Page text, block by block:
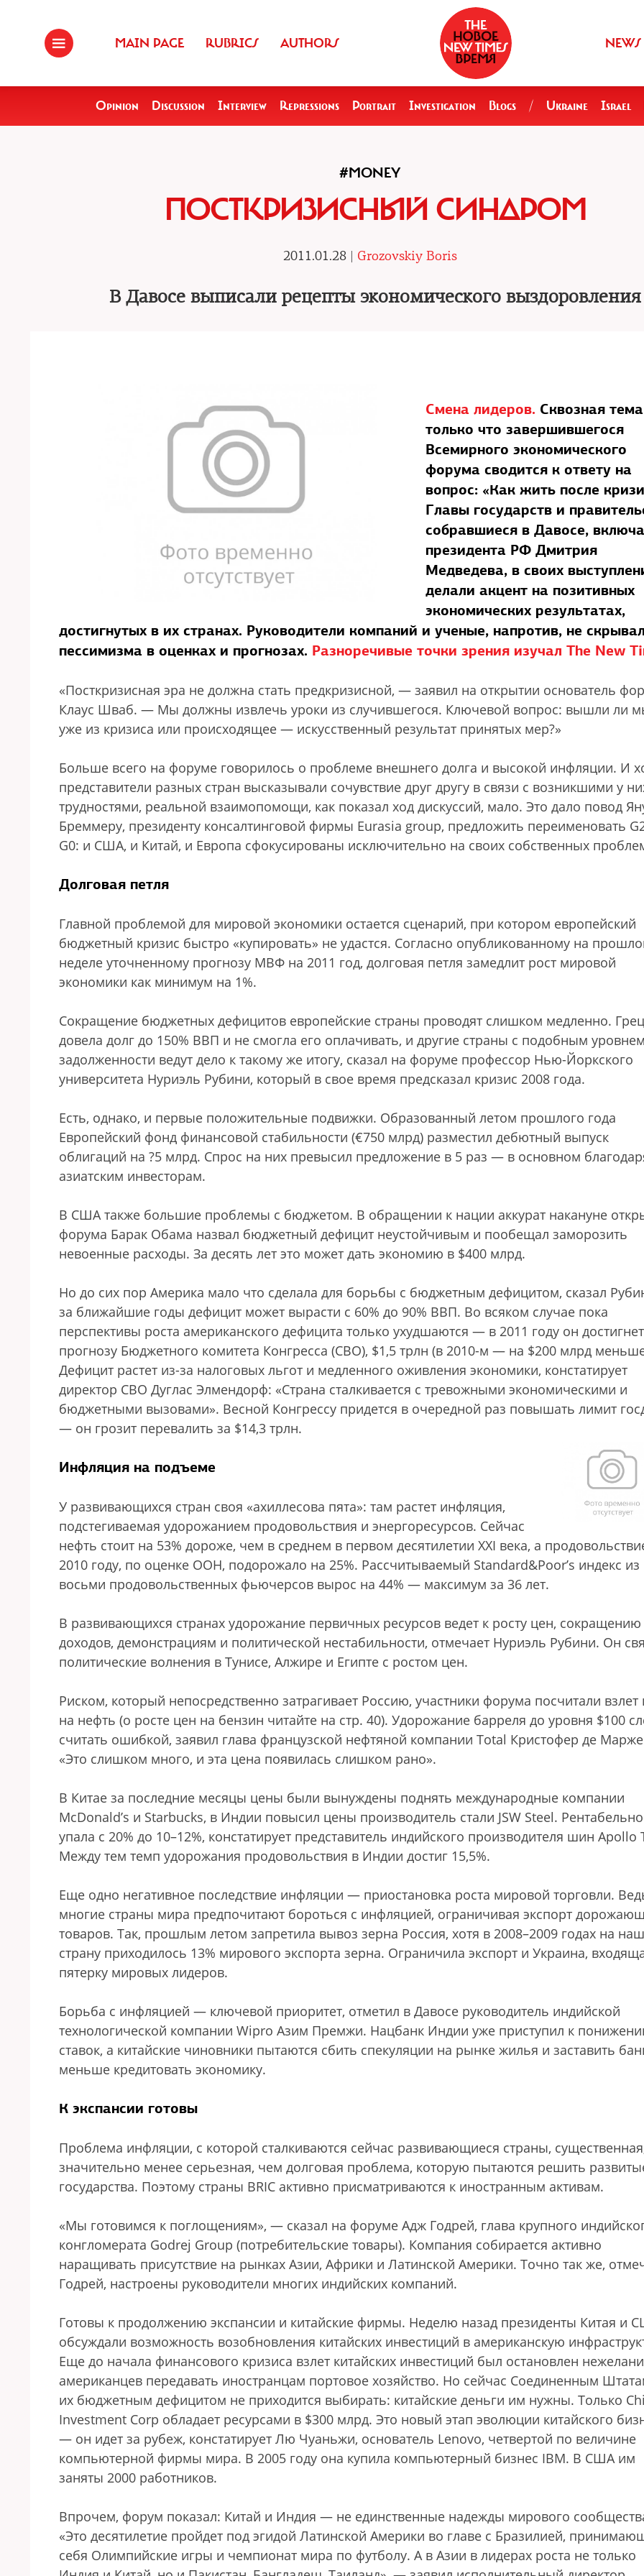
MAIN PAGE RUBRICS AUTHORS NEWS
Opinion Discussion Interview Repressions Portrait Investigation Blogs / Ukraine Israel
#MONEY
ПОСТКРИЗИСНЫЙ СИНДРОМ
2011.01.28 | Grozovskiy Boris
В Давосе выписали рецепты экономического выздоровления
Смена лидеров. Сквозная тема
только что завершившегося
Всемирного экономического
форума сводится к ответу на
вопрос: «Как жить после
Главы государств и
собравшиеся в Давосе,
президента РФ Дмитрия
Медведева, в своих
делали акцент на позитивных
экономических результатах,
достигнутых в их странах. Руководители компаний и ученые, напротив, не
пессимизма в оценках и прогнозах. Разноречивые точки зрения изучал The New
«Посткризисная эра не должна стать предкризисной, — заявил на открытии основатель
Клаус Шваб. — Мы должны извлечь уроки из случившегося. Ключевой вопрос: вышли ли
уже из кризиса или происходящее — искусственный результат принятых мер?»
Больше всего на форуме говорилось о проблеме внешнего долга и высокой инфляции. И
представители разных стран высказывали сочувствие друг другу в связи с возникшими у
трудностями, реальной взаимопомощи, как показал ход дискуссий, мало. Это дало повод
Бреммеру, президенту консалтинговой фирмы Eurasia group, предложить переименовать
G0: и США, и Китай, и Европа сфокусированы исключительно на своих собственных
Долговая петля
Главной проблемой для мировой экономики остается сценарий, при котором европейский
бюджетный кризис быстро «купировать» не удастся. Согласно опубликованному на
неделе уточненному прогнозу МВФ на 2011 год, долговая петля замедлит рост мировой
экономики как минимум на 1%.
Сокращение бюджетных дефицитов европейские страны проводят слишком медленно.
довела долг до 150% ВВП и не смогла его оплачивать, и другие страны с подобным уровнем
задолженности ведут дело к такому же итогу, сказал на форуме профессор Нью-Йоркского
университета Нуриэль Рубини, который в свое время предсказал кризис 2008 года.
Есть, однако, и первые положительные подвижки. Образованный летом прошлого года
Европейский фонд финансовой стабильности (€750 млрд) разместил дебютный выпуск
облигаций на ?5 млрд. Спрос на них превысил предложение в 5 раз — в основном
азиатским инвесторам.
В США также большие проблемы с бюджетом. В обращении к нации аккурат накануне
форума Барак Обама назвал бюджетный дефицит неустойчивым и пообещал заморозить
невоенные расходы. За десять лет это может дать экономию в $400 млрд.
Но до сих пор Америка мало что сделала для борьбы с бюджетным дефицитом, сказал
за ближайшие годы дефицит может вырасти с 60% до 90% ВВП. Во всяком случае пока
перспективы роста американского дефицита только ухудшаются — в 2011 году он
прогнозу Бюджетного комитета Конгресса (CBO), $1,5 трлн (в 2010-м — на $200 млрд
Дефицит растет из-за налоговых льгот и медленного оживления экономики, констатирует
директор CBO Дуглас Элмендорф: «Страна сталкивается с тревожными экономическими и
бюджетными вызовами». Весной Конгрессу придется в очередной раз повышать лимит
— он грозит перевалить за $14,3 трлн.
Инфляция на подъеме
У развивающихся стран своя «ахиллесова пята»: там растет инфляция,
подстегиваемая удорожанием продовольствия и энергоресурсов. Сейчас
нефть стоит на 53% дороже, чем в среднем в первом десятилетии XXI века, а
2010 году, по оценке ООН, подорожало на 25%. Рассчитываемый Standard&Poor’s индекс из
восьми продовольственных фьючерсов вырос на 44% — максимум за 36 лет.
В развивающихся странах удорожание первичных ресурсов ведет к росту цен, сокращению
доходов, демонстрациям и политической нестабильности, отмечает Нуриэль Рубини. Он
политические волнения в Тунисе, Алжире и Египте с ростом цен.
Риском, который непосредственно затрагивает Россию, участники форума посчитали взлет
на нефть (о росте цен на бензин читайте на стр. 40). Удорожание барреля до уровня $100
считать ошибкой, заявил глава французской нефтяной компании Total Кристофер де
«Это слишком много, и эта цена появилась слишком рано».
В Китае за последние месяцы цены были вынуждены поднять международные компании
McDonald’s и Starbucks, в Индии повысил цены производитель стали JSW Steel.
упала с 20% до 10–12%, констатирует представитель индийского производителя шин Apollo
Между тем темп удорожания продовольствия в Индии достиг 15,5%.
Еще одно негативное последствие инфляции — приостановка роста мировой торговли.
многие страны мира предпочитают бороться с инфляцией, ограничивая экспорт
товаров. Так, прошлым летом запретила вывоз зерна Россия, хотя в 2008–2009 годах на
страну приходилось 13% мирового экспорта зерна. Ограничила экспорт и Украина,
пятерку мировых лидеров.
Борьба с инфляцией — ключевой приоритет, отметил в Давосе руководитель индийской
технологической компании Wipro Азим Премжи. Нацбанк Индии уже приступил к
ставок, а китайские чиновники пытаются сбить спекуляции на рынке жилья и заставить
меньше кредитовать экономику.
К экспансии готовы
Проблема инфляции, с которой сталкиваются сейчас развивающиеся страны,
значительно менее серьезная, чем долговая проблема, которую пытаются решить
государства. Поэтому страны BRIC активно присматриваются к иностранным активам.
«Мы готовимся к поглощениям», — сказал на форуме Адж Годрей, глава крупного
конгломерата Godrej Group (потребительские товары). Компания собирается активно
наращивать присутствие на рынках Азии, Африки и Латинской Америки. Точно так же,
Годрей, настроены руководители многих индийских компаний.
Готовы к продолжению экспансии и китайские фирмы. Неделю назад президенты Китая и
обсуждали возможность возобновления китайских инвестиций в американскую
Еще до начала финансового кризиса взлет китайских инвестиций был остановлен
американцев передавать иностранцам портовое хозяйство. Но сейчас Соединенным
их бюджетным дефицитом не приходится выбирать: китайские деньги им нужны. Только
Investment Corp обладает ресурсами в $300 млрд. Это новый этап эволюции китайского
— он идет за рубеж, констатирует Лю Чуаньжи, основатель Lenovo, четвертой по величине
компьютерной фирмы мира. В 2005 году она купила компьютерный бизнес IBM. В США им
заняты 2000 работников.
Впрочем, форум показал: Китай и Индия — не единственные надежды мирового
«Это десятилетие пройдет под эгидой Латинской Америки во главе с Бразилией,
себя Олимпийские игры и чемпионат мира по футболу. А в Азии в лидерах роста не только